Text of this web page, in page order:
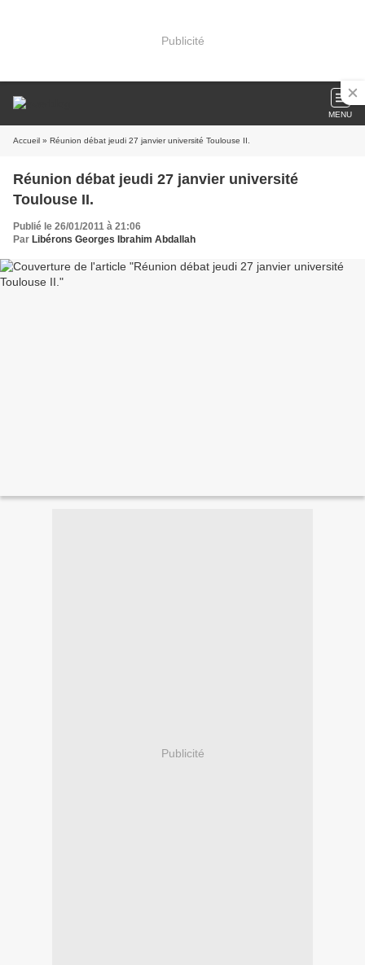
Publicité
MENU
Accueil » Réunion débat jeudi 27 janvier université Toulouse II.
Réunion débat jeudi 27 janvier université
Toulouse II.
Publié le 26/01/2011 à 21:06
Par Libérons Georges Ibrahim Abdallah
Publicité